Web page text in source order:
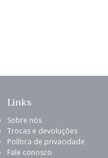
Links
Sobre nós
Trocas e devoluções
Política de privacidade
Fale conosco